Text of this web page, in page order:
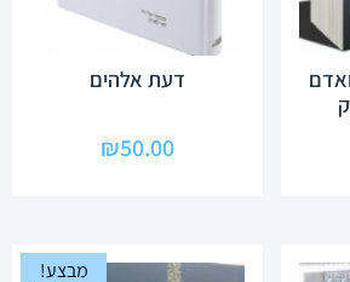
דעת אלהים
₪50.00
מבצע!